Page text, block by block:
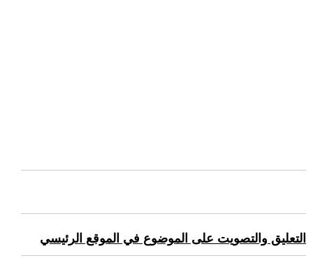
التعليق والتصويت على الموضوع في الموقع الرئيسي